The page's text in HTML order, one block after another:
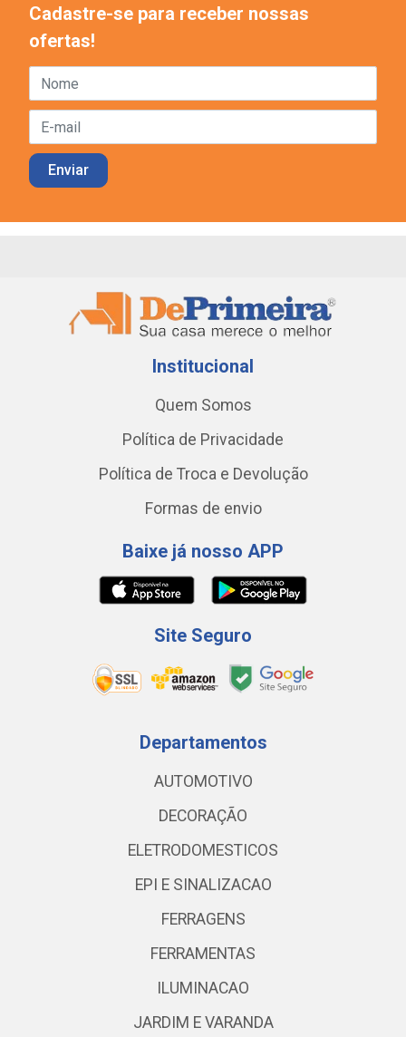
Cadastre-se para receber nossas
ofertas!
Institucional
Quem Somos
Política de Privacidade
Política de Troca e Devolução
Formas de envio
Baixe já nosso APP
Site Seguro
Departamentos
AUTOMOTIVO
DECORAÇÃO
ELETRODOMESTICOS
EPI E SINALIZACAO
FERRAGENS
FERRAMENTAS
ILUMINACAO
JARDIM E VARANDA